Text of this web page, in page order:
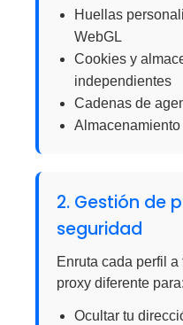
Huellas
WebGL
Cookies y
independientes
Cadenas de
2. Gestión de
seguridad
Enruta cada perfil
proxy diferente para:
Ocultar tu